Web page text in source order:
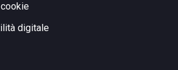
digitale